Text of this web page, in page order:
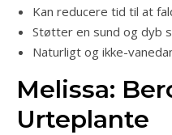
Kan reducere tid til at
Støtter en sund og dyb
Naturligt og ikke-
Melissa:
Urteplante